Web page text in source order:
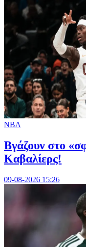
NBA
Bγάζουν στο
Καβαλίερς!
09-08-2026 15:26